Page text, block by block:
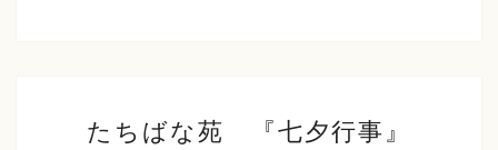
ち
たちばな苑 『七夕行事』